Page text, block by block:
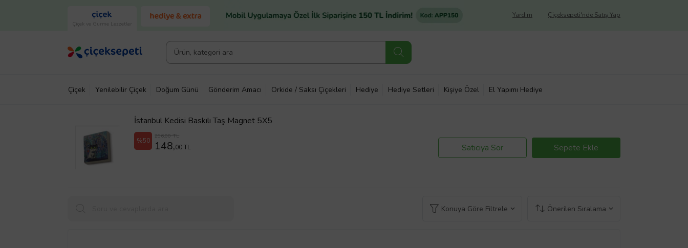
Çiçek ve Gurme Lezzetler
Çiçeksepeti'nde Satış Yap
Yardım
Çiçek Yenilebilir Çiçek Doğum Günü Gönderim Amacı Orkide / Saksı Çiçekleri Hediye Hediye Setleri Kişiye Özel El Yapımı Hediye
İstanbul Kedisi Baskılı Taş Magnet 5X5
%50
296,00 TL
148,00 TL Satıcıya Sor Sepete Ekle
Konuya Göre Filtrele Önerilen Sıralama